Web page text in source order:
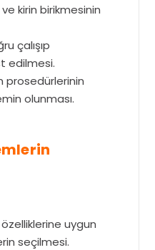
kirin birikmesinin
çalışıp
edilmesi.
prosedürlerinin
olunması.
özelliklerine uygun
seçilmesi.